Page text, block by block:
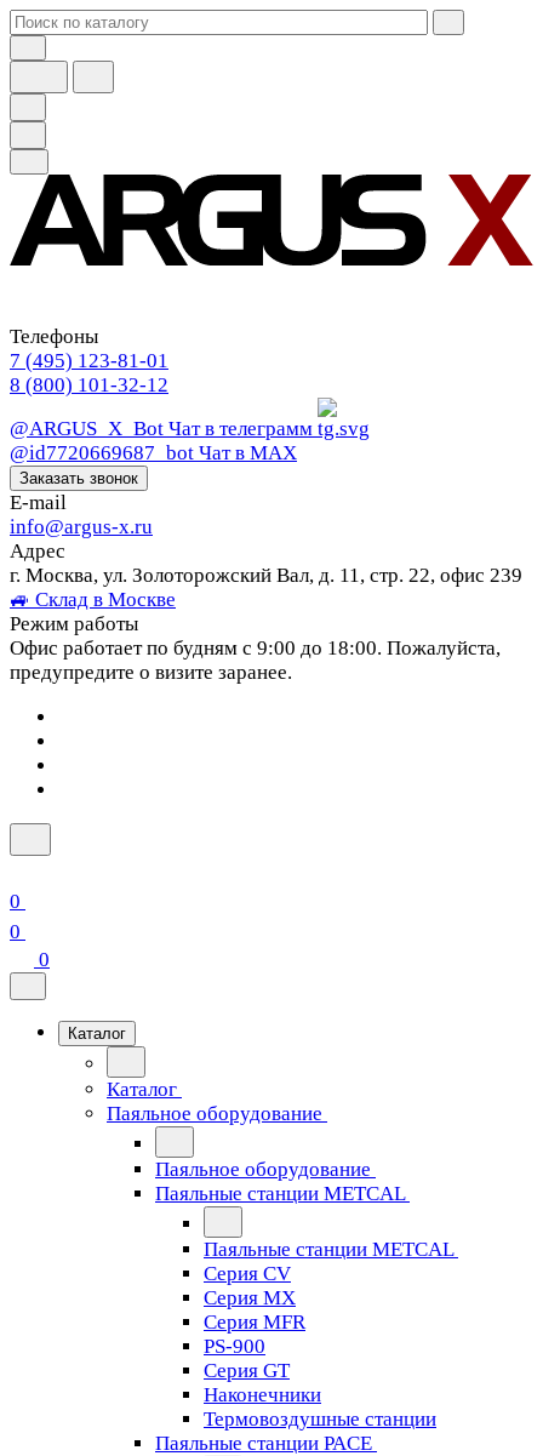
Телефоны
7 (495) 123-81-01
8 (800) 101-32-12
@ARGUS_X_Bot Чат в телеграмм
@id7720669687_bot Чат в МАХ
Заказать звонок
E-mail
info@argus-x.ru
Адрес
г. Москва, ул. Золоторожский Вал, д. 11, стр. 22, офис 239
🚙 Склад в Москве
Режим работы
Офис работает по будням с 9:00 до 18:00. Пожалуйста,
предупредите о визите заранее.
0
0
0
Каталог
Каталог
Паяльное оборудование
Паяльное оборудование
Паяльные станции METCAL
Паяльные станции METCAL
Серия CV
Серия MX
Серия MFR
PS-900
Серия GT
Наконечники
Термовоздушные станции
Паяльные станции PACE